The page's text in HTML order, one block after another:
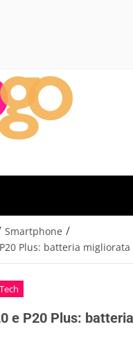
Smartphone /
Plus: batteria
Tech
e P20 Plus: